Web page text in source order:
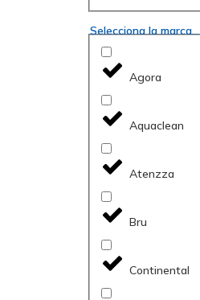
Selecciona la marca...
Agora
Aquaclean
Atenzza
Bru
Continental